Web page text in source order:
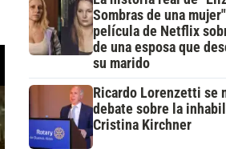
Sombras de una
película de Netflix
de una esposa que
su marido
Ricardo Lorenzetti se
debate sobre la
Cristina Kirchner